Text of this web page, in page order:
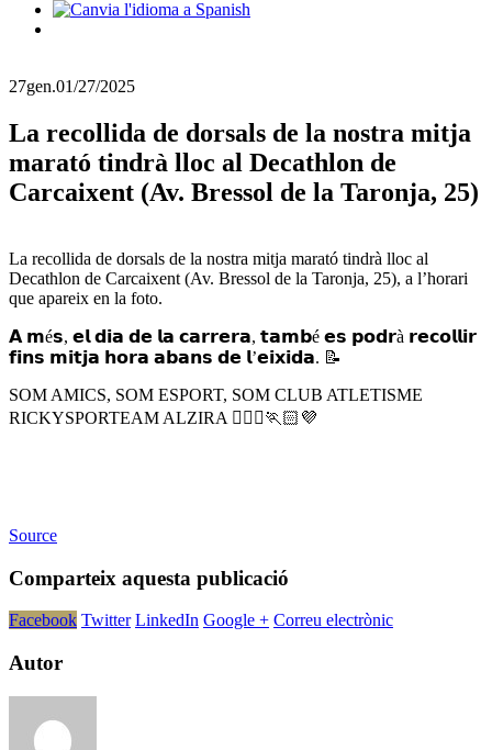
27gen.01/27/2025
La recollida de dorsals de la nostra mitja
marató tindrà lloc al Decathlon de
Carcaixent (Av. Bressol de la Taronja, 25)
La recollida de dorsals de la nostra mitja marató tindrà lloc al
Decathlon de Carcaixent (Av. Bressol de la Taronja, 25), a l’horari
que apareix en la foto.
𝗔 𝗺é𝘀, 𝗲𝗹 𝗱𝗶𝗮 𝗱𝗲 𝗹𝗮 𝗰𝗮𝗿𝗿𝗲𝗿𝗮, 𝘁𝗮𝗺𝗯é 𝗲𝘀 𝗽𝗼𝗱𝗿à 𝗿𝗲𝗰𝗼𝗹𝗹𝗶𝗿
𝗳𝗶𝗻𝘀 𝗺𝗶𝘁𝗷𝗮 𝗵𝗼𝗿𝗮 𝗮𝗯𝗮𝗻𝘀 𝗱𝗲 𝗹’𝗲𝗶𝘅𝗶𝗱𝗮. 📝
SOM AMICS, SOM ESPORT, SOM CLUB ATLETISME
RICKYSPORTEAM ALZIRA 🏃🏻‍♀️🏃🏻💜
Source
Comparteix aquesta publicació
Facebook Twitter LinkedIn Google + Correu electrònic
Autor